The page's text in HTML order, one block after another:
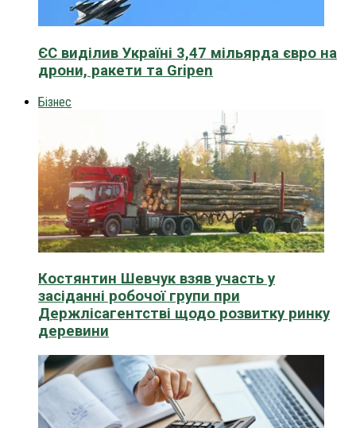
ЄС виділив Україні 3,47 мільярда євро на
дрони, ракети та Gripen
Бізнес
Костянтин Шевчук взяв участь у
засіданні робочої групи при
Держлісагентстві щодо розвитку ринку
деревини